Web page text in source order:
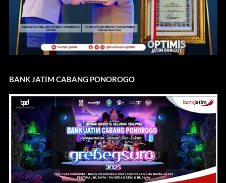
BANK JATIM CABANG PONOROGO